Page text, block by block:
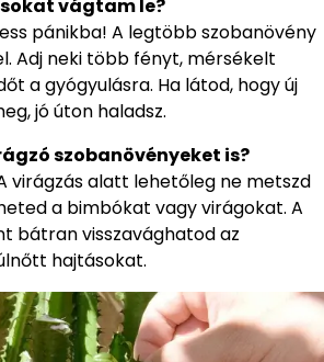
vágtam le?
pánikba! A legtöbb szobanövény
Adj neki több fényt, mérsékelt
a gyógyulásra. Ha látod, hogy új
jó úton haladsz.
szobanövényeket is?
virágzás alatt lehetőleg ne metszd
a bimbókat vagy virágokat. A
bátran visszavághatod az
hajtásokat.